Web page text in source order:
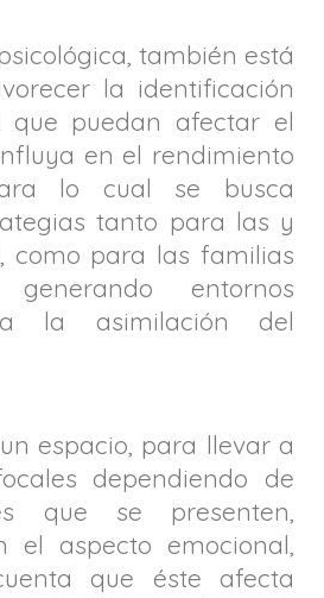
también está
la identificación
que puedan afectar el
en el rendimiento
lo cual se busca
tanto para las y
como para las familias
entornos
la asimilación del
espacio, para llevar a
dependiendo de
que se presenten,
el aspecto emocional,
que éste afecta